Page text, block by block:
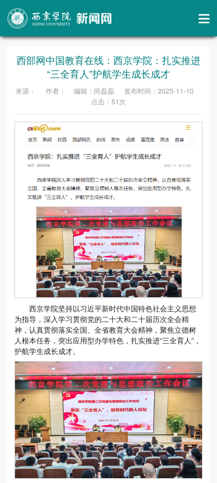
西部网中国教育在线：西京学院：扎实推进
“三全育人”护航学生成长成才
来源： 作者： 编辑：尚磊磊 发布时间：2025-11-10
点击： 51 次
西京学院坚持以习近平新时代中国特色社会主义思想
为指导，深入学习贯彻党的二十大和二十届历次全会精
神，认真贯彻落实全国、全省教育大会精神，聚焦立德树
人根本任务，突出应用型办学特色，扎实推进“三全育人”，
护航学生成长成才。